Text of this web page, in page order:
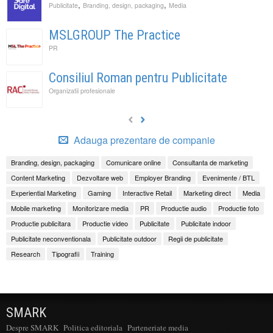
Publicitate, Branding, design, packaging, Media
MSLGROUP The Practice
PR
Consiliul Roman pentru Publicitate
Organizatii profesionale
Adauga prezentare de companie
Branding, design, packaging Comunicare online
Consultanta de marketing
Content Marketing
Dezvoltare web Employer Branding
Evenimente / BTL
Experiential Marketing
Gaming Interactive Retail Marketing direct
Media
Mobile marketing
Monitorizare media PR Productie audio
Productie foto
Productie publicitara
Productie video Publicitate
Publicitate indoor
Publicitate neconventionala
Publicitate outdoor
Regii de publicitate
Research
Tipografii Training
SMARK
Despre SMARK Politica editoriala Parteneriate media